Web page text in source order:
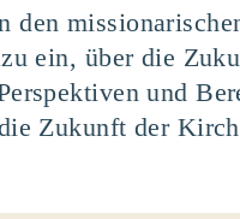
den
ein, über die
und
Zukunft der